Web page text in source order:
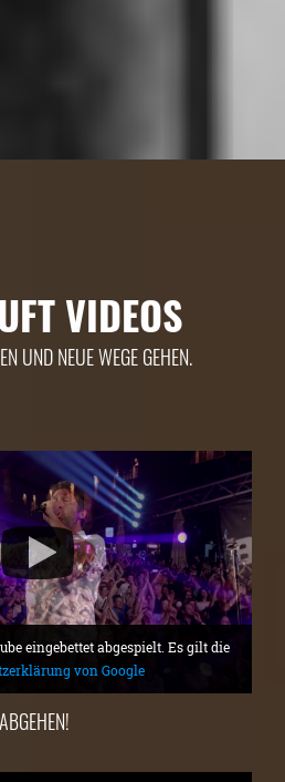
VIDEOS
UND NEUE WEGE GEHEN.
eingebettet abgespielt. Es gilt die
von Google